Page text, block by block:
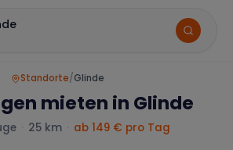
Standorte/Glinde
mieten in Glinde
25 km ab 149 € pro Tag